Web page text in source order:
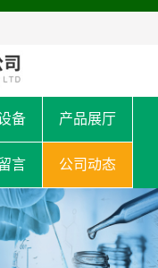
备 产品展厅
言 公司动态